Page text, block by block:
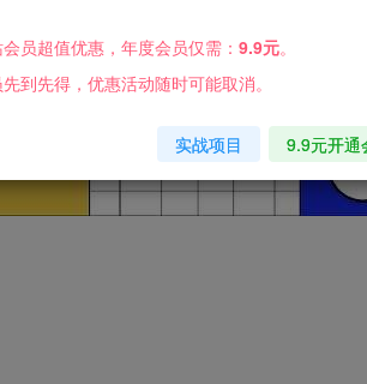
员超值优惠，年度会员仅需： 9.9元。
到先得，优惠活动随时可能取消。
实战项目 9.9元开通